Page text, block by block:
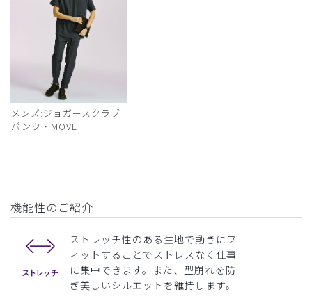
メンズ:ジョガースクラブ
パンツ・MOVE
機能性のご紹介
ストレッチ性のある生地で動きにフ
ィットすることでストレスなく仕事
に集中できます。また、型崩れを防
ぎ美しいシルエットを維持します。